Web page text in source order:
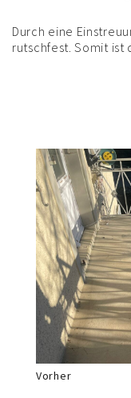
Durch eine
rutschfest. Somit
Vorher